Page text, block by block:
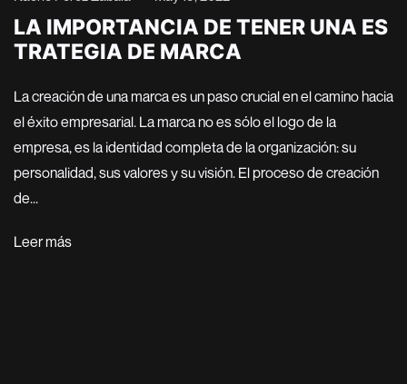
LA IMPORTANCIA DE TENER UNA ES
TRATEGIA DE MARCA
La creación de una marca es un paso crucial en el camino hacia
el éxito empresarial. La marca no es sólo el logo de la
empresa, es la identidad completa de la organización: su
personalidad, sus valores y su visión. El proceso de creación
de...
Leer más